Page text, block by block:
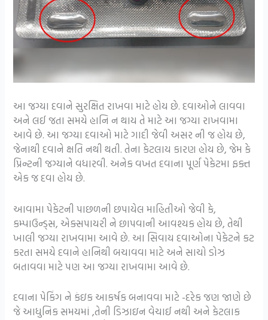
આ જગ્યા દવાને સુરક્ષિત રાખવા માટે હોય છે. દવાઓને લાવવા
અને લઈ જતા સમયે હાનિ ન થાય તે માટે આ જગ્યા રાખવામા
આવે છે. આ જગ્યા દવાઓ માટે ગાદી જેવી અસર ની જ હોય છે,
જેનાથી દવાને ક્ષતિ નથી થતી. તેના કેટલાય કારણ હોય છે, જેમ કે
પ્રિન્ટની જગ્યાને વધારવી. અનેક વખત દવાના પૂર્ણ પેકેટમા ફક્ત
એક જ દવા હોય છે.
આવામા પેકેટની પાછળની છપાયેલ માહિતીઓ જેવી કે,
કમ્પાઉન્ડ્સ, એક્સપાયરી ને છાપવાની આવશ્યક હોય છે, તેથી
ખાલી જગ્યા રાખવામા આવે છે. આ સિવાય દવાઓના પેકેટને કટ
કરતા સમયે દવાને હાનિથી બચાવવા માટે અને સાચો ડોઝ
બતાવવા માટે પણ આ જગ્યા રાખવામા આવે છે.
દવાના પેકિંગ ને કંઇક આકર્ષક બનાવવા માટે -દરેક જણ જાણે છે
જે આધુનિક સમયમાં ,તેની ડિઝાઇન વેચાઈ નથી અને કેટલાક